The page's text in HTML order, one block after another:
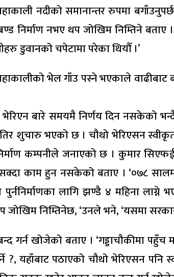
नदीको समानान्तर रुपमा
निर्माण नभए थप जोखिम निम्तिने
डुवानको चपेटामा परेका थियौँ ।’
भेल गाँउ पस्ने भएकाले वाढीबाट
बारे समयमै निर्णय दिन नसकेको
शुचारु भएको छ । चौथो भेरिएसन
कम्पनीले जनाएको छ । कुमार
काम हुन नसकेको बताए । ‘०७८
लागि झण्डै ४ महिना
जोखिम निम्तिनेछ, ‘उनले भने, ‘यसमा
गर्न खोजेको बताए । ‘गड्डाचौकीमा
?, यहाँबाट पठाएको चौथो भेरिएसन